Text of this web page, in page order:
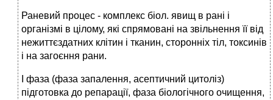
Раневий процес - комплекс біол. явищ в рані і
організмі в цілому, які спрямовані на звільнення її від
нежиттєздатних клітин і тканин, сторонніх тіл, токсинів
і на загоєння рани.
І фаза (фаза запалення, асептичний цитоліз)
підготовка до репарації, фаза біологічного очищення,